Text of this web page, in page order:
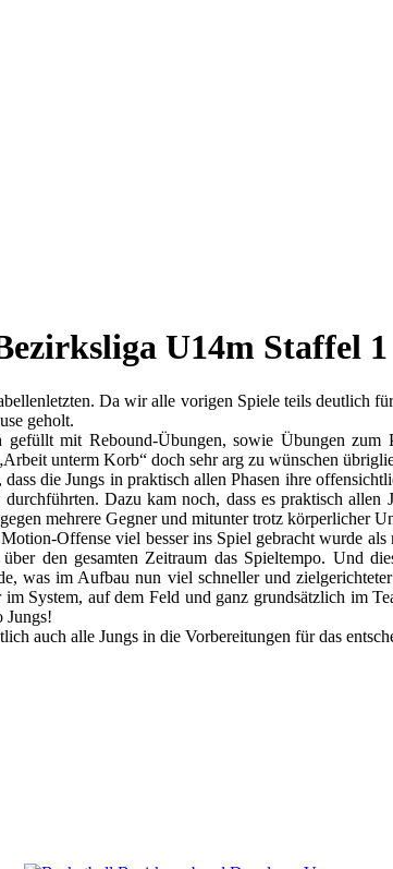
U14m Staffel 1
Da wir alle vorigen Spiele teils deutlich
geholt.
mit Rebound-Übungen, sowie Übungen zum
unterm Korb“ doch sehr arg zu wünschen
die Jungs in praktisch allen Phasen ihre
Dazu kam noch, dass es praktisch
mehrere Gegner und mitunter trotz körperlicher
Offense viel besser ins Spiel gebracht wurde
den gesamten Zeitraum das Spieltempo. Und
was im Aufbau nun viel schneller und
System, auf dem Feld und ganz grundsätzlich im
Jungs!
auch alle Jungs in die Vorbereitungen für das